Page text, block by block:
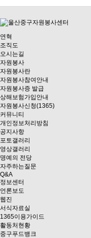
연혁
조직도
오시는길
자원봉사
자원봉사란
자원봉사참여안내
자원봉사증 발급
상해보험가입안내
자원봉사신청(1365)
커뮤니티
개인정보처리방침
공지사항
포토갤러리
영상갤러리
명예의 전당
자주하는질문
Q&A
정보센터
언론보도
웹진
서식자료실
1365이용가이드
활동처현황
중구푸드뱅크